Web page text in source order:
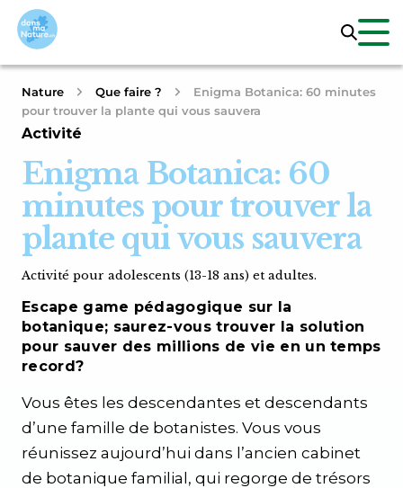
Nature Que faire ?
Enigma Botanica: 60 minutes
pour trouver la plante qui vous sauvera
Activité
Enigma Botanica: 60
minutes pour trouver la
plante qui vous sauvera
Activité pour adolescents (13-18 ans) et adultes.
Escape game pédagogique sur la
botanique; saurez-vous trouver la solution
pour sauver des millions de vie en un temps
record?
Vous êtes les descendantes et descendants
d’une famille de botanistes. Vous vous
réunissez aujourd’hui dans l’ancien cabinet
de botanique familial, qui regorge de trésors